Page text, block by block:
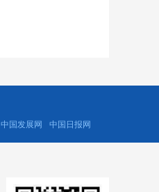
中国发展网 中国日报网